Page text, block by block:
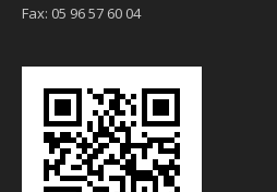
Fax: 05 96 57 60 04